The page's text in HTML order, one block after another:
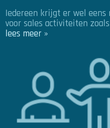
Iedereen krijgt er wel eens
voor sales activiteiten
lees meer »